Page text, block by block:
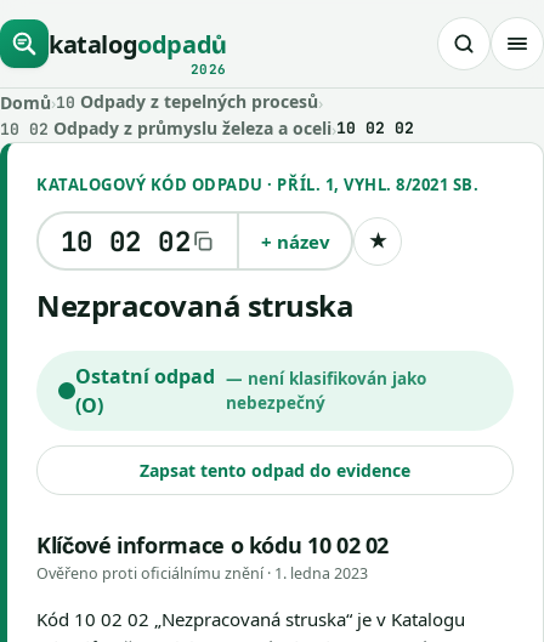
katalogodpadů
2026
Domů›10 Odpady z tepelných procesů›
10 02 Odpady z průmyslu železa a oceli›10 02 02
KATALOGOVÝ KÓD ODPADU · PŘÍL. 1, VYHL. 8/2021 SB.
10 02 02 + název ★Uložit kód
Nezpracovaná struska
Ostatní odpad
(O)
— není klasifikován jako
nebezpečný
Zapsat tento odpad do evidence
Klíčové informace o kódu 10 02 02
Ověřeno proti oficiálnímu znění · 1. ledna 2023
Kód 10 02 02 „Nezpracovaná struska“ je v Katalogu